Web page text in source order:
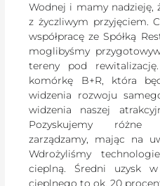
Wodnej i mamy nadzieję,
z życzliwym przyjęciem.
współpracę ze Spółką
moglibyśmy
tereny pod
komórkę B+R, która
widzenia rozwoju
widzenia naszej
Pozyskujemy różne
zarządzamy, mając na
Wdrożyliśmy
cieplną. Średni uzysk
cieplnego to ok. 20